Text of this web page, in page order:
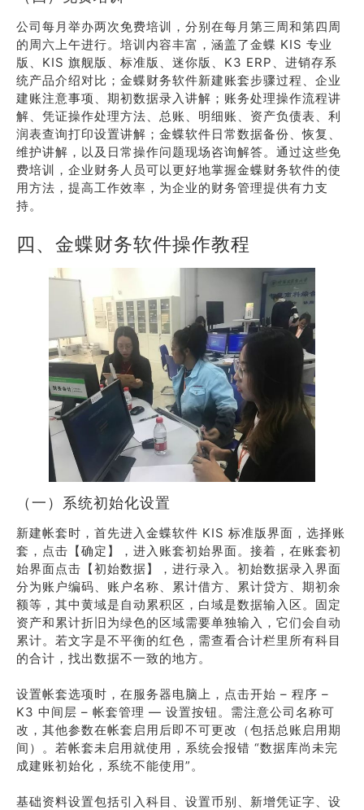
公司每月举办两次免费培训，分别在每月第三周和第四周
的周六上午进行。培训内容丰富，涵盖了金蝶 KIS 专业
版、KIS 旗舰版、标准版、迷你版、K3 ERP、进销存系
统产品介绍对比；金蝶财务软件新建账套步骤过程、企业
建账注意事项、期初数据录入讲解；账务处理操作流程讲
解、凭证操作处理方法、总账、明细账、资产负债表、利
润表查询打印设置讲解；金蝶软件日常数据备份、恢复、
维护讲解，以及日常操作问题现场咨询解答。通过这些免
费培训，企业财务人员可以更好地掌握金蝶财务软件的使
用方法，提高工作效率，为企业的财务管理提供有力支
持。
四、金蝶财务软件操作教程
（一）系统初始化设置
新建帐套时，首先进入金蝶软件 KIS 标准版界面，选择账
套，点击【确定】，进入账套初始界面。接着，在账套初
始界面点击【初始数据】，进行录入。初始数据录入界面
分为账户编码、账户名称、累计借方、累计贷方、期初余
额等，其中黄域是自动累积区，白域是数据输入区。固定
资产和累计折旧为绿色的区域需要单独输入，它们会自动
累计。若文字是不平衡的红色，需查看合计栏里所有科目
的合计，找出数据不一致的地方。
设置帐套选项时，在服务器电脑上，点击开始 – 程序 –
K3 中间层 – 帐套管理 — 设置按钮。需注意公司名称可
改，其他参数在帐套启用后即不可更改（包括总账启用期
间）。若帐套未启用就使用，系统会报错 “数据库尚未完
成建账初始化，系统不能使用”。
基础资料设置包括引入科目、设置币别、新增凭证字、设